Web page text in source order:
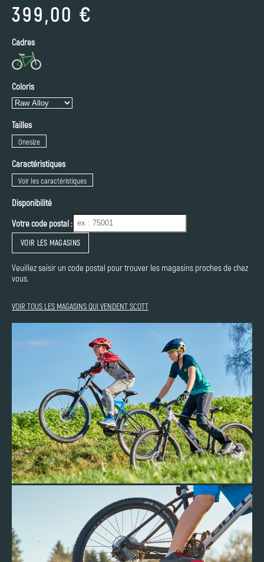
399,00 €
Cadres
Coloris
Tailles
Onesize
Caractéristiques
Voir les caractéristiques
Disponibilité
Votre code postal :
VOIR LES MAGASINS
Veuillez saisir un code postal pour trouver les magasins proches de chez
vous.
VOIR TOUS LES MAGASINS QUI VENDENT SCOTT